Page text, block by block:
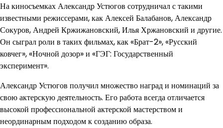
На киносъемках Александр Устюгов сотрудничал с такими
известными режиссерами, как Алексей Балабанов, Александр
Сокуров, Андрей Кржижановский, Илья Хржановский и другие.
Он сыграл роли в таких фильмах, как «Брат-2», «Русский
ковчег», «Ночной дозор» и «ГЭГ: Государственный
эксперимент».
Александр Устюгов получил множество наград и номинаций за
свою актерскую деятельность. Его работа всегда отличается
высокой профессиональной актерской мастерством и
неординарным подходом к созданию образа.